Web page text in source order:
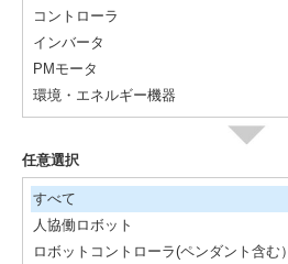
コントローラ
インバータ
PMモータ
環境・エネルギー機器
任意選択
すべて
人協働ロボット
ロボットコントローラ(ペンダント含む）